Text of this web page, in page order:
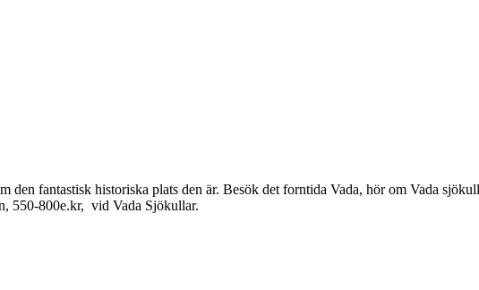
den fantastisk historiska plats den är. Besök det forntida Vada, hör om Vada
550-800e.kr, vid Vada Sjökullar.